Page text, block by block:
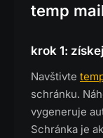
temp
krok 1:
Navštivte
schránku.
vygeneruje
Schránka je